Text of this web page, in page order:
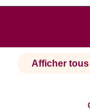
Afficher